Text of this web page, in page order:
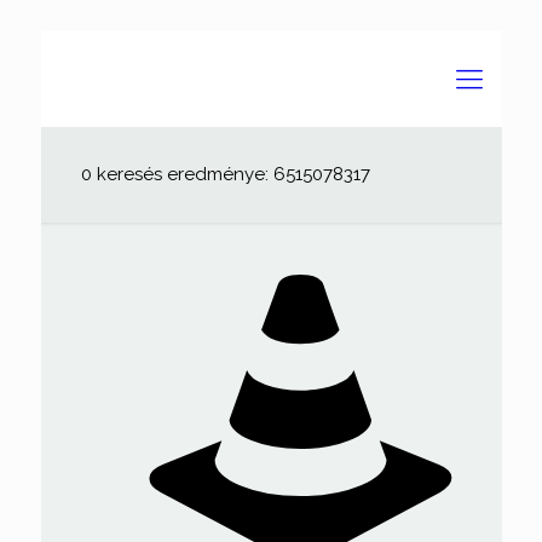
0 keresés eredménye: 6515078317